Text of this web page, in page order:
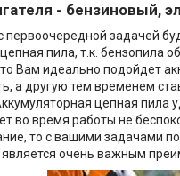
- бензиновый,
первоочередной задачей
пила, т.к. бензопила
Вам идеально подойдет
а другую тем временем
цепная пила
во время работы не
то с вашими задачами
очень важным